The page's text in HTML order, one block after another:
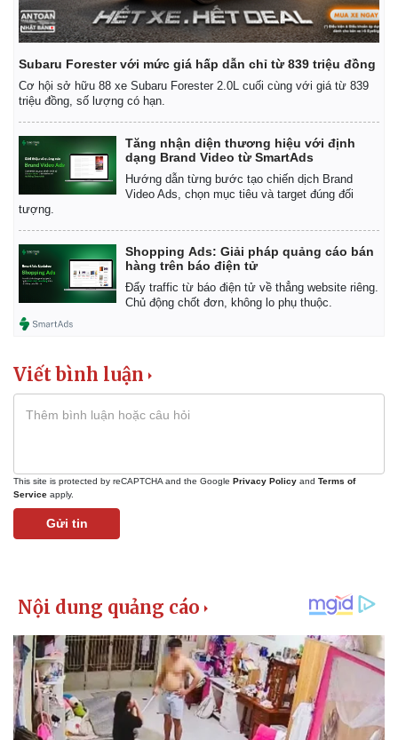
Kinh tế
Bất động sản
Khởi nghiệp
Thị trường
Giá vàng
Tiêu dùng
Tỷ giá
Subaru Forester với mức giá hấp dẫn chỉ từ 839 triệu đồng
Cơ hội sở hữu 88 xe Subaru Forester 2.0L cuối cùng với giá từ 839
triệu đồng, số lượng có hạn.
Tăng nhận diện thương hiệu với định
dạng Brand Video từ SmartAds
Hướng dẫn từng bước tạo chiến dịch Brand
Video Ads, chọn mục tiêu và target đúng đối
tượng.
Shopping Ads: Giải pháp quảng cáo bán
hàng trên báo điện tử
Đẩy traffic từ báo điện tử về thẳng website riêng.
Chủ động chốt đơn, không lo phụ thuộc.
Viết bình luận
This site is protected by reCAPTCHA and the Google Privacy Policy and Terms of
Service apply.
Gửi tin